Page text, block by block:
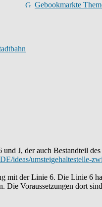
Gebookmarkte
J, der auch Bestandteil
ideas/umsteigehaltestelle-
der Linie 6. Die Linie 6
Voraussetzungen dort